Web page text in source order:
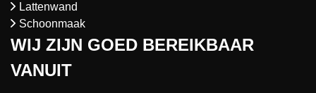
Lattenwand
Schoonmaak
WIJ ZIJN GOED BEREIKBAAR
VANUIT